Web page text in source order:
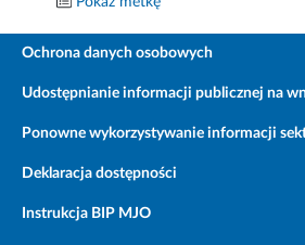
Ochrona danych osobowych
Udostępnianie informacji publicznej na
Ponowne wykorzystywanie informacji
Deklaracja dostępności
Instrukcja BIP MJO